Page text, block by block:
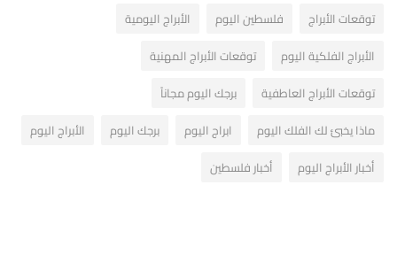
توقعات الأبراج
فلسطين اليوم
الأبراج اليومية
الأبراج الفلكية اليوم
توقعات الأبراج المهنية
توقعات الأبراج العاطفية
برجك اليوم مجاناً
ماذا يخبئ لك الفلك اليوم
ابراج اليوم برجك اليوم
الأبراج اليوم
أخبار الأبراج اليوم
أخبار فلسطين